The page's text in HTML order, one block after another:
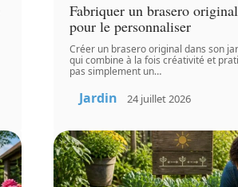
Fabriquer un brasero
pour le personnaliser
Créer un brasero original dans son
qui combine à la fois créativité et
pas simplement un…
Jardin 24 juillet 2026